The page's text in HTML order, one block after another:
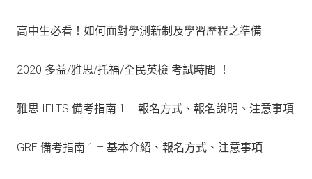
高中生必看！如何面對學測新制及學習歷程之準備
2020 多益/雅思/托福/全民英檢 考試時間 ！
雅思 IELTS 備考指南 1 – 報名方式、報名說明、注意事項
GRE 備考指南 1 – 基本介紹、報名方式、注意事項